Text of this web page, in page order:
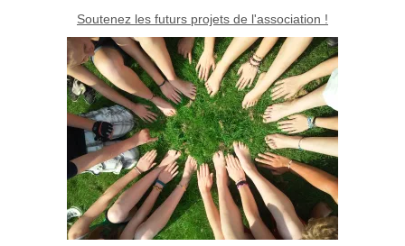
Soutenez les futurs projets de l'association !